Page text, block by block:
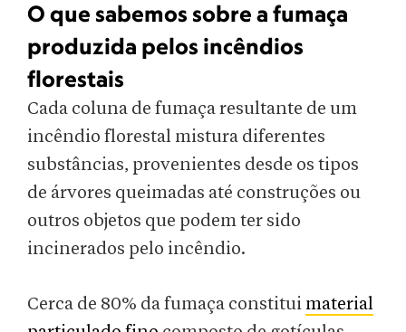
O que sabemos sobre a fumaça
produzida pelos incêndios
florestais
Cada coluna de fumaça resultante de um
incêndio florestal mistura diferentes
substâncias, provenientes desde os tipos
de árvores queimadas até construções ou
outros objetos que podem ter sido
incinerados pelo incêndio.
Cerca de 80% da fumaça constitui material